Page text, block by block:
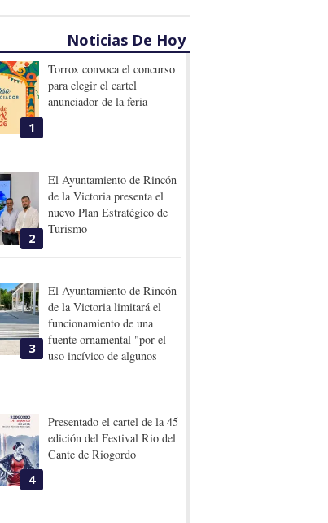
Noticias De Hoy
1
Torrox convoca el concurso
para elegir el cartel
anunciador de la feria
2
El Ayuntamiento de Rincón
de la Victoria presenta el
nuevo Plan Estratégico de
Turismo
3
El Ayuntamiento de Rincón
de la Victoria limitará el
funcionamiento de una
fuente ornamental "por el
uso incívico de algunos
4
Presentado el cartel de la 45
edición del Festival Rio del
Cante de Riogordo